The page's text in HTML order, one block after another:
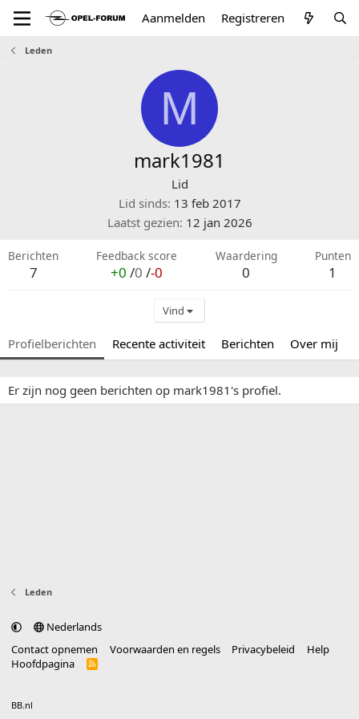
Aanmelden Registreren
Leden
M
mark1981
Lid
Lid sinds 13 feb 2017
Laatst gezien 12 jan 2026
Berichten
7
Feedback score
+0 /0 /-0
Waardering
0
Punten
1
Vind
Profielberichten Recente activiteit Berichten Over mij
Er zijn nog geen berichten op mark1981's profiel.
Leden
Nederlands
Contact opnemen
Voorwaarden en regels Privacybeleid
Help
Hoofdpagina
R
BB.nl